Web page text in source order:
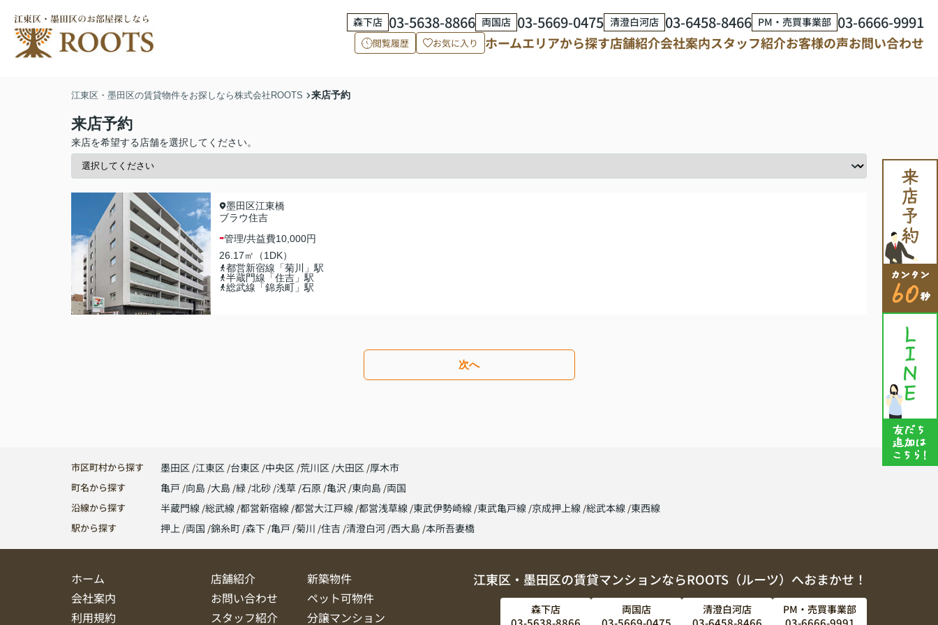
森下店 03-5638-8866 両国店 03-5669-0475 清澄白河店 03-6458-8466 PM・売買事業部 03-6666-9991
閲覧履歴 お気に入り ホームエリアから探す店舗紹介会社案内スタッフ紹介お客様の声お問い合わせ
江東区・墨田区の賃貸物件をお探しなら株式会社ROOTS 来店予約
来店予約
来店を希望する店舗を選択してください。
墨田区江東橋
ブラウ住吉
-管理/共益費10,000円
26.17㎡（1DK）
都営新宿線「菊川」駅
半蔵門線「住吉」駅
総武線「錦糸町」駅
次へ
市区町村から探す 墨田区 江東区 台東区 中央区 荒川区 大田区 厚木市
町名から探す 亀戸 向島 大島 緑 北砂 浅草 石原 亀沢 東向島 両国
沿線から探す 半蔵門線 総武線 都営新宿線 都営大江戸線 都営浅草線 東武伊勢崎線 東武亀戸線 京成押上線 総武本線 東西線
駅から探す 押上 両国 錦糸町 森下 亀戸 菊川 住吉 清澄白河 西大島 本所吾妻橋
ホーム 店舗紹介
新築物件
会社案内
お問い合わせ
ペット可物件
利用規約
スタッフ紹介 分譲マンション
江東区・墨田区の賃貸マンションならROOTS（ルーツ）へおまかせ！
森下店 両国店 清澄白河店 PM・売買事業部